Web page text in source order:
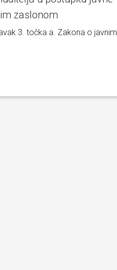
zaslonom
3. točka a. Zakona o javnim